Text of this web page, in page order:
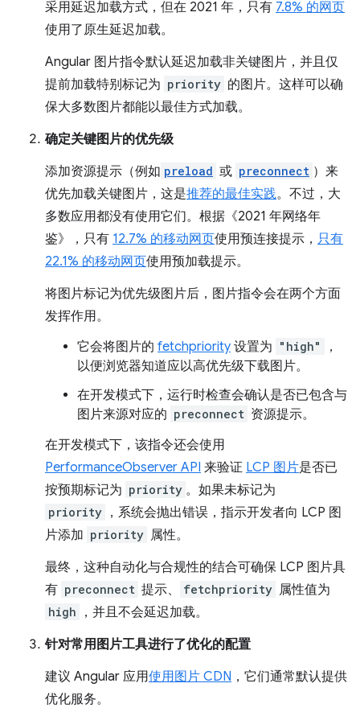
采用延迟加载方式，但在 2021 年，只有 7.8% 的网页
使用了原生延迟加载。
Angular 图片指令默认延迟加载非关键图片，并且仅
提前加载特别标记为 priority 的图片。这样可以确
保大多数图片都能以最佳方式加载。
确定关键图片的优先级
添加资源提示（例如 preload 或 preconnect ）来
优先加载关键图片，这是推荐的最佳实践。不过，大
多数应用都没有使用它们。根据《2021 年网络年
鉴》，只有 12.7% 的移动网页使用预连接提示， 只有
22.1% 的移动网页使用预加载提示。
将图片标记为优先级图片后，图片指令会在两个方面
发挥作用。
它会将图片的 fetchpriority 设置为 "high"
，
以便浏览器知道应以高优先级下载图片。
在开发模式下，运行时检查会确认是否已包含与
图片来源对应的 preconnect 资源提示。
在开发模式下，该指令还会使用
PerformanceObserver API 来验证 LCP 图片是否已
按预期标记为 priority 。如果未标记为
priority ，系统会抛出错误，指示开发者向 LCP 图
片添加 priority 属性。
最终，这种自动化与合规性的结合可确保 LCP 图片具
有 preconnect 提示、 fetchpriority 属性值为
high
，并且不会延迟加载。
针对常用图片工具进行了优化的配置
建议 Angular 应用使用图片 CDN ，它们通常默认提供
优化服务。